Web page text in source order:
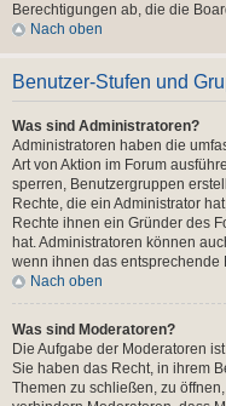
Berechtigungen ab, die die
Nach oben
Benutzer-Stufen und
Was sind Administratoren?
Administratoren haben die
Art von Aktion im Forum
sperren, Benutzergruppen
Rechte, die ein Administrator
Rechte ihnen ein Gründer des
hat. Administratoren können
wenn ihnen das entsprechende
Nach oben
Was sind Moderatoren?
Die Aufgabe der Moderatoren
Sie haben das Recht, in ihrem
Themen zu schließen, zu